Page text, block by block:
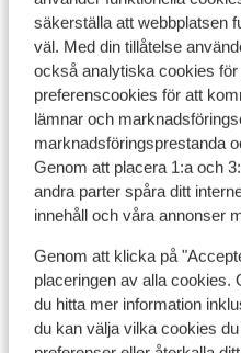
säkerställa att webbplatsen
väl. Med din tillåtelse
också analytiska cookies
preferenscookies för att
lämnar och
marknadsföringsprestanda
Genom att placera 1:a och
andra parter spåra ditt
innehåll och våra annonser
Genom att klicka på
placeringen av alla cookies.
du hitta mer information
du kan välja vilka cookies
gör att badskor kan
köpa på plats. Mat &
av god mat i à la carte-
både bland turister och
en bufférestaurang för
för en rätt.
grillat, både kött och fisk,
längs Makarska Rivieran.
här har du ett stort utbud
mataffärer. Baska Voda
restaurangerna och
strandpromenaden och
Tucepi är ännu lite mindre
Mer om recensioner
8.2 7 omdömen
Mest bokad av partner
9.7 Fantastisk
Mycket rent och
Trevlig personal och
Mycket rent och
Trevlig personal och
Edita
Partner
Visa alla